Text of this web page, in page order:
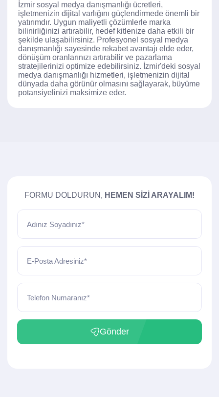
İzmir sosyal medya danışmanlığı ücretleri,
işletmenizin dijital varlığını güçlendirmede önemli bir
yatırımdır. Uygun maliyetli çözümlerle marka
bilinirliğinizi artırabilir, hedef kitlenize daha etkili bir
şekilde ulaşabilirsiniz. Profesyonel sosyal medya
danışmanlığı sayesinde rekabet avantajı elde eder,
dönüşüm oranlarınızı artırabilir ve pazarlama
stratejilerinizi optimize edebilirsiniz. İzmir'deki sosyal
medya danışmanlığı hizmetleri, işletmenizin dijital
dünyada daha görünür olmasını sağlayarak, büyüme
potansiyelinizi maksimize eder.
FORMU DOLDURUN, HEMEN SIZI ARAYALIM!
Adınız Soyadınız*
E-Posta Adresiniz*
Telefon Numaranız*
Gönder